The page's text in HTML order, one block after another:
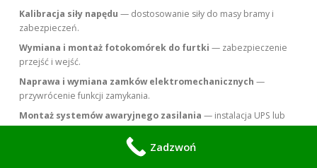
Kalibracja siły napędu — dostosowanie siły do masy bramy i
zabezpieczeń.
Wymiana i montaż fotokomórek do furtki — zabezpieczenie
przejść i wejść.
Naprawa i wymiana zamków elektromechanicznych —
przywrócenie funkcji zamykania.
Montaż systemów awaryjnego zasilania — instalacja UPS lub
akumulatorów do napędu.
Wymiana pancerza w roletach zewnętrznych
Zadzwoń